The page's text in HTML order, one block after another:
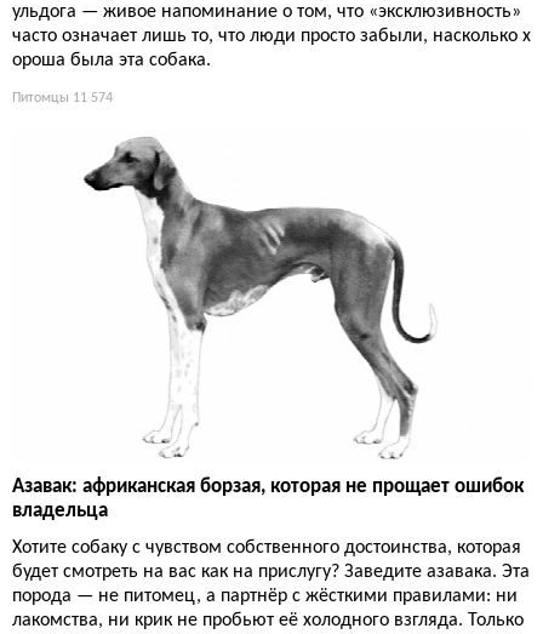
ульдога — живое напоминание о том, что «эксклюзивность»
часто означает лишь то, что люди просто забыли, насколько х
ороша была эта собака.
Питомцы 11 574
Азавак: африканская борзая, которая не прощает ошибок
владельца
Хотите собаку с чувством собственного достоинства, которая
будет смотреть на вас как на прислугу? Заведите азавака. Эта
порода — не питомец, а партнёр с жёсткими правилами: ни
лакомства, ни крик не пробьют её холодного взгляда. Только